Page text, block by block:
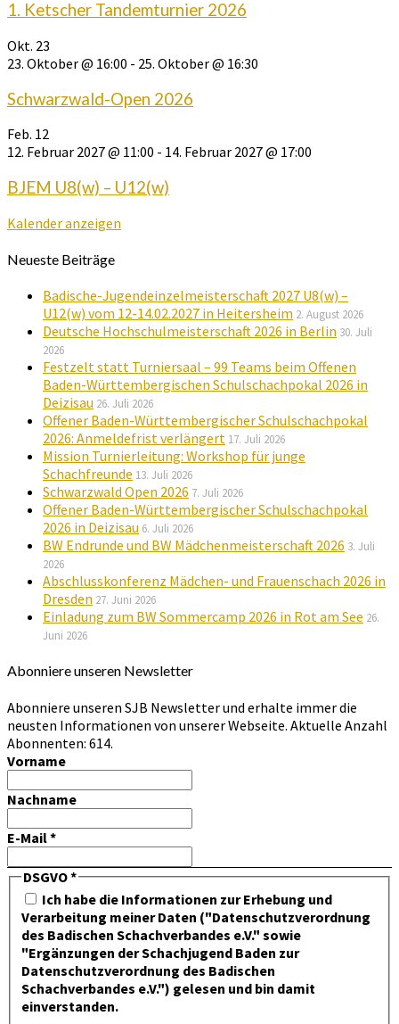
1. Ketscher Tandemturnier 2026
Okt. 23
23. Oktober @ 16:00 - 25. Oktober @ 16:30
Schwarzwald-Open 2026
Feb. 12
12. Februar 2027 @ 11:00 - 14. Februar 2027 @ 17:00
BJEM U8(w) – U12(w)
Kalender anzeigen
Neueste Beiträge
Badische-Jugendeinzelmeisterschaft 2027 U8(w) –
U12(w) vom 12-14.02.2027 in Heitersheim 2. August 2026
Deutsche Hochschulmeisterschaft 2026 in Berlin 30. Juli
2026
Festzelt statt Turniersaal – 99 Teams beim Offenen
Baden-Württembergischen Schulschachpokal 2026 in
Deizisau 26. Juli 2026
Offener Baden-Württembergischer Schulschachpokal
2026: Anmeldefrist verlängert 17. Juli 2026
Mission Turnierleitung: Workshop für junge
Schachfreunde 13. Juli 2026
Schwarzwald Open 2026 7. Juli 2026
Offener Baden-Württembergischer Schulschachpokal
2026 in Deizisau 6. Juli 2026
BW Endrunde und BW Mädchenmeisterschaft 2026 3. Juli
2026
Abschlusskonferenz Mädchen- und Frauenschach 2026 in
Dresden 27. Juni 2026
Einladung zum BW Sommercamp 2026 in Rot am See 26.
Juni 2026
Abonniere unseren Newsletter
Abonniere unseren SJB Newsletter und erhalte immer die
neusten Informationen von unserer Webseite. Aktuelle Anzahl
Abonnenten: 614.
Vorname
Nachname
E-Mail*
DSGVO*
Ich habe die Informationen zur Erhebung und
Verarbeitung meiner Daten ("Datenschutzverordnung
des Badischen Schachverbandes e.V." sowie
"Ergänzungen der Schachjugend Baden zur
Datenschutzverordnung des Badischen
Schachverbandes e.V.") gelesen und bin damit
einverstanden.